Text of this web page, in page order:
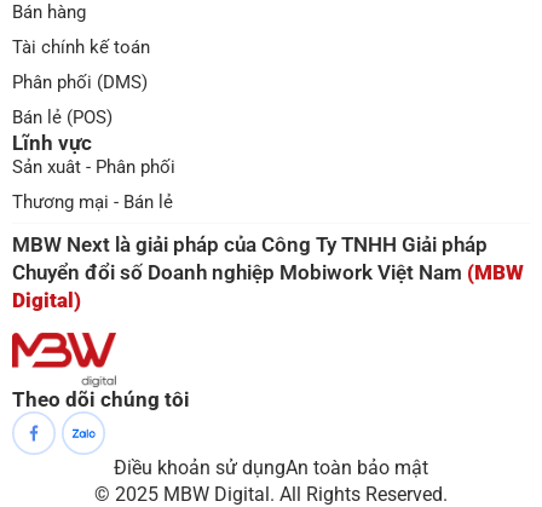
Bán hàng
Tài chính kế toán
Phân phối (DMS)
Bán lẻ (POS)
Lĩnh vực
Sản xuât - Phân phối
Thương mại - Bán lẻ
MBW Next là giải pháp của Công Ty TNHH Giải pháp
Chuyển đổi số Doanh nghiệp Mobiwork Việt Nam (MBW
Digital)
Theo dõi chúng tôi
© 2025 MBW Digital. All Rights Reserved.
Điều khoản sử dụngAn toàn bảo mật